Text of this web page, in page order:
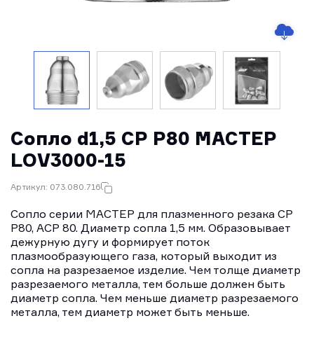
Сопло d1,5 CP P80 МАСТЕР
LOV3000-15
Артикул: 073.080.716
Сопло серии МАСТЕР для плазменного резака CP
P80, ACP 80. Диаметр сопла 1,5 мм. Образовывает
дежурную дугу и формирует поток
плазмообразующего газа, который выходит из
сопла на разрезаемое изделие. Чем толще диаметр
разрезаемого металла, тем больше должен быть
диаметр сопла. Чем меньше диаметр разрезаемого
металла, тем диаметр может быть меньше.